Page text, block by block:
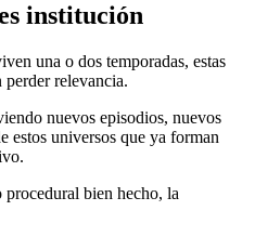
institución
una o dos temporadas, estas
perder relevancia.
nuevos episodios, nuevos
estos universos que ya forman
bien hecho, la